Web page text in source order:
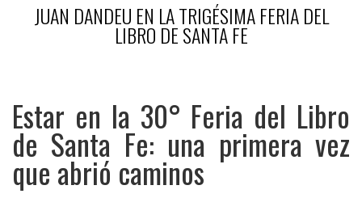
JUAN DANDEU EN LA TRIGÉSIMA FERIA DEL
LIBRO DE SANTA FE
Estar en la 30° Feria del Libro
de Santa Fe: una primera vez
que abrió caminos